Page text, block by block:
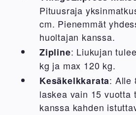
Pituusraja
cm. Pienemmät
huoltajan kanssa.
Zipline: Liukujan
kg ja max 120 kg.
Kesäkelkkarata: Alle
laskea vain 15 vuotta
kanssa kahden